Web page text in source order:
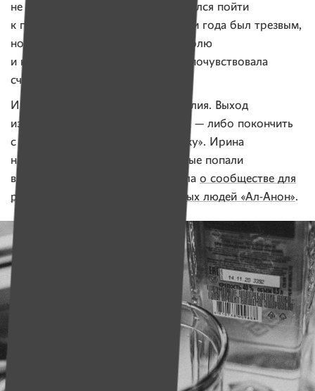
не помогало. Однажды он согласился пойти
к психологу и закодироваться. Три года был трезвым,
но я настолько привыкла к контролю
и ненормальному драйву, что не почувствовала
счастья.
И тогда пришло состояние бессилия. Выход
из ситуации виделся один из двух — либо покончить
с собой, либо «сдаться в психушку». Ирина
на форумах искала людей, которые попали
в похожую ситуацию и там узнала о сообществе для
родственников и друзей зависимых людей «Ал-Анон».